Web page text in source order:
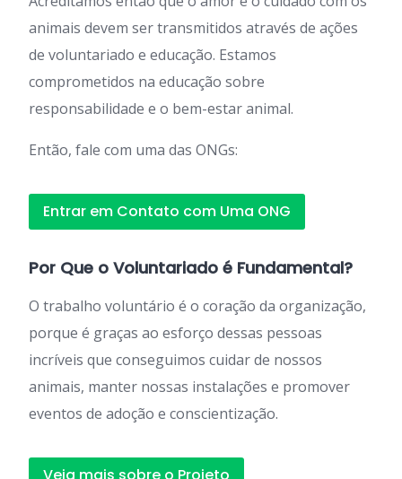
animais devem ser transmitidos através de ações
de voluntariado e educação. Estamos
comprometidos na educação sobre
responsabilidade e o bem-estar animal.
Então, fale com uma das ONGs:
Entrar em Contato com Uma ONG
Por Que o Voluntariado é Fundamental?
O trabalho voluntário é o coração da organização,
porque é graças ao esforço dessas pessoas
incríveis que conseguimos cuidar de nossos
animais, manter nossas instalações e promover
eventos de adoção e conscientização.